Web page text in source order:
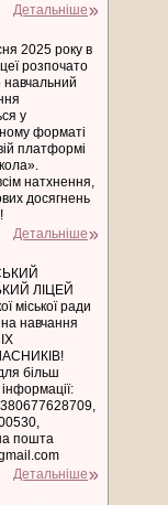
Детальніше
2025 року в
розпочато
у
форматі
платформі
натхнення,
досягнень
Детальніше
ЛІЦЕЙ
міської ради
навчання
більш
пошта
Детальніше